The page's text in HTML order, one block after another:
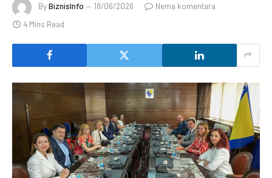
ByBiznisInfo 18/06/2026
Nema komentara
4 Mins Read